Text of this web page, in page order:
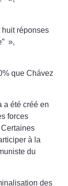
huit réponses
»,
que Chávez
a été créé en
forces
à la
du
des